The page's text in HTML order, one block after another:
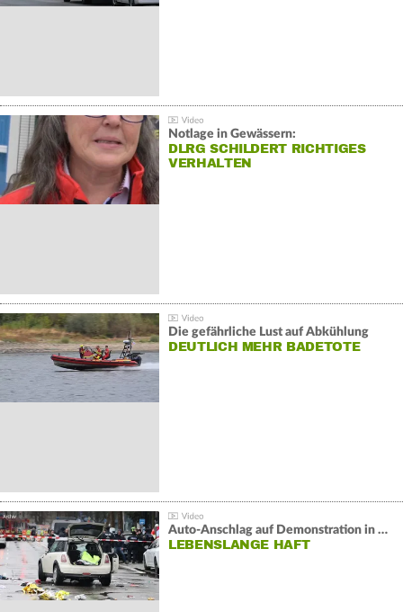
Notlage in Gewässern:
DLRG SCHILDERT RICHTIGES
VERHALTEN
Die gefährliche Lust auf Abkühlung
DEUTLICH MEHR BADETOTE
Auto-Anschlag auf Demonstration in München:
LEBENSLANGE HAFT